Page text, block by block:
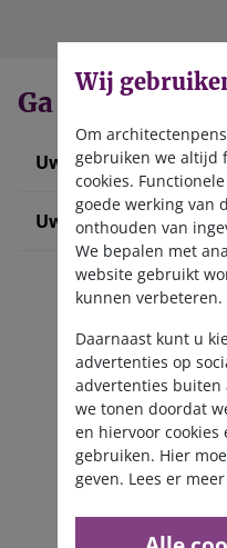
Ga direct naar
Uw werknemer
Uw
Ga
Wij
Om
gebruiken we altijd
cookies.
goede werking van
onthouden van
We bepalen met
website gebruikt
kunnen verbeteren.
Daarnaast kunt u
advertenties op
advertenties buiten
we tonen doordat
en hiervoor
gebruiken. Hier
geven. Lees er